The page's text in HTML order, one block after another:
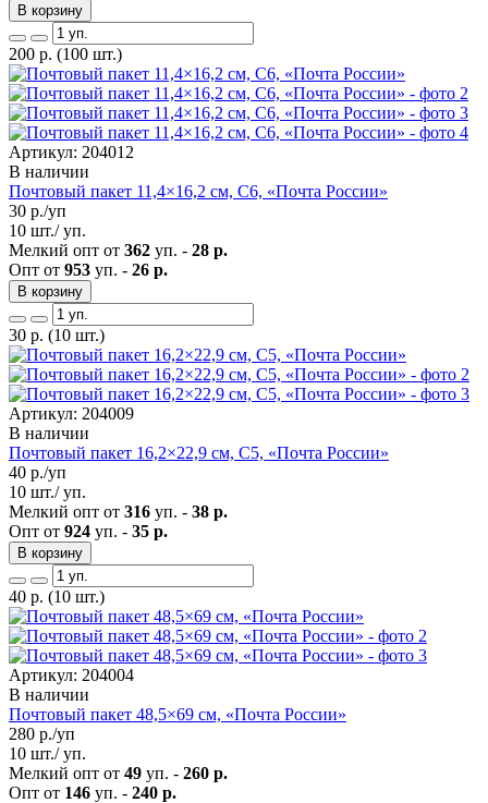
В корзину
200 р. (100 шт.)
Артикул: 204012
В наличии
Почтовый пакет 11,4×16,2 см, C6, «Почта России»
30 р./уп
10 шт./ уп.
Мелкий опт от 362 уп. - 28 р.
Опт от 953 уп. - 26 р.
В корзину
30 р. (10 шт.)
Артикул: 204009
В наличии
Почтовый пакет 16,2×22,9 см, С5, «Почта России»
40 р./уп
10 шт./ уп.
Мелкий опт от 316 уп. - 38 р.
Опт от 924 уп. - 35 р.
В корзину
40 р. (10 шт.)
Артикул: 204004
В наличии
Почтовый пакет 48,5×69 см, «Почта России»
280 р./уп
10 шт./ уп.
Мелкий опт от 49 уп. - 260 р.
Опт от 146 уп. - 240 р.